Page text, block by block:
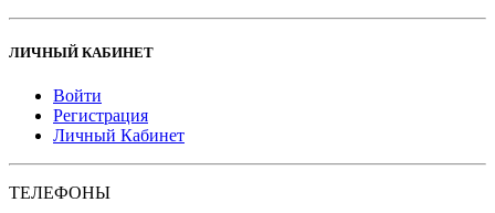
ЛИЧНЫЙ КАБИНЕТ
Войти
Регистрация
Личный Кабинет
ТЕЛЕФОНЫ